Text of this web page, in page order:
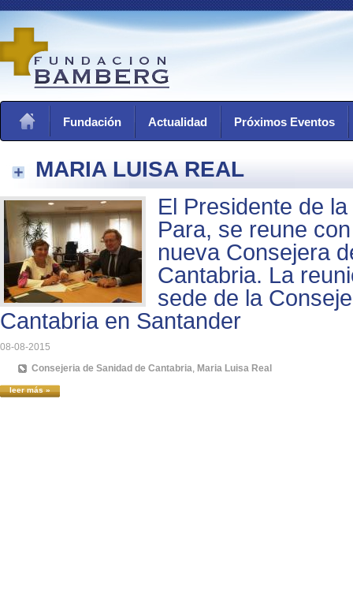
Fundación Actualidad Próximos Eventos
MARIA LUISA REAL
El Presidente de
Para, se reune
nueva Consejera
Cantabria. La
sede de la
Cantabria en Santander
08-08-2015
Consejeria de Sanidad de Cantabria, Maria Luisa Real
leer más »